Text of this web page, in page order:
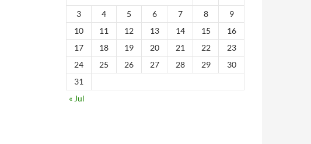
3
4 5 6 7 8
9
10
11 12 13 14 15
16
17
18 19 20 21 22
23
24
25 26 27 28 29
30
31
« Jul